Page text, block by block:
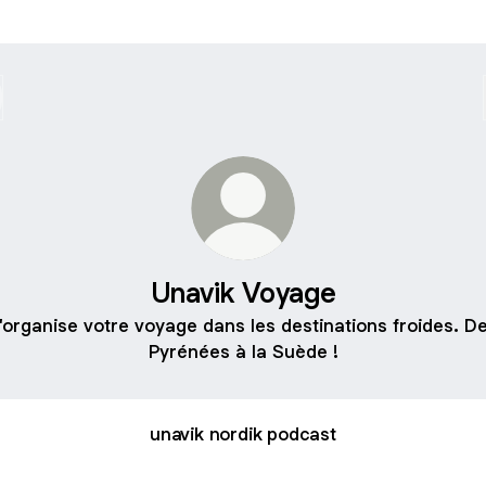
Unavik Voyage
votre voyage dans les destinations froides.
Pyrénées à la Suède !
unavik nordik podcast